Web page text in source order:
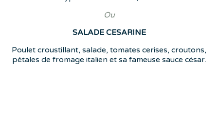
Ou
SALADE CESARINE
Poulet croustillant, salade, tomates cerises, croutons,
pétales de fromage italien et sa fameuse sauce césar.